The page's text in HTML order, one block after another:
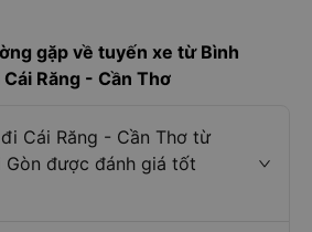
gặp về tuyến xe từ Bình
Răng - Cần Thơ
Cái Răng - Cần Thơ từ
Gòn được đánh giá tốt